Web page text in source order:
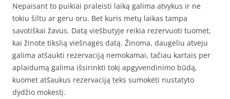
Nepaisant to puikiai praleisti laiką galima atvykus ir ne
tokiu šiltu ar geru oru. Bet kuris metų laikas tampa
savotiškai žavus. Datą viešbutyje reikia rezervuoti tuomet,
kai žinote tikslią viešnagės datą. Žinoma, daugeliu atveju
galima atšaukti rezervaciją nemokamai, tačiau kartais per
aplaidumą galima išsirinkti tokį apgyvendinimo būdą,
kuomet atšaukus rezervaciją teks sumokėti nustatyto
dydžio mokestį.